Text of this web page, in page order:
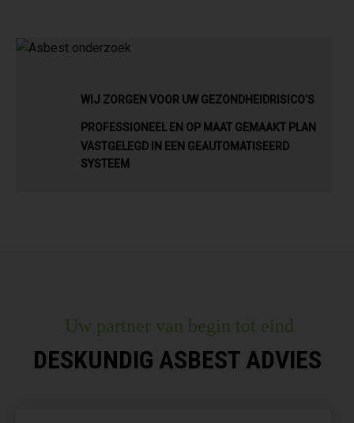
WIJ ZORGEN VOOR UW GEZONDHEIDRISICO’S
PROFESSIONEEL EN OP MAAT GEMAAKT PLAN
VASTGELEGD IN EEN GEAUTOMATISEERD
SYSTEEM
Uw partner van begin tot eind
DESKUNDIG ASBEST ADVIES